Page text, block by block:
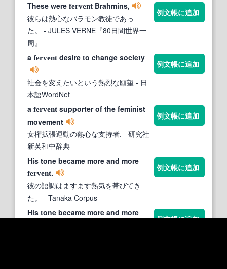
These were fervent Brahmins,
彼らは熱心なバラモン教徒であっ
た。
- JULES VERNE『80日間世界一
周』
例文帳に追加
a fervent desire to change society
社会を変えたいという熱烈な願望 - 日
本語WordNet
例文帳に追加
a fervent supporter of the feminist
movement
女権拡張運動の熱心な支持者. - 研究社
新英和中辞典
例文帳に追加
His tone became more and more
fervent.
彼の語調はますます熱気を帯びてき
た。
- Tanaka Corpus
例文帳に追加
His tone became more and more
例文帳に追加